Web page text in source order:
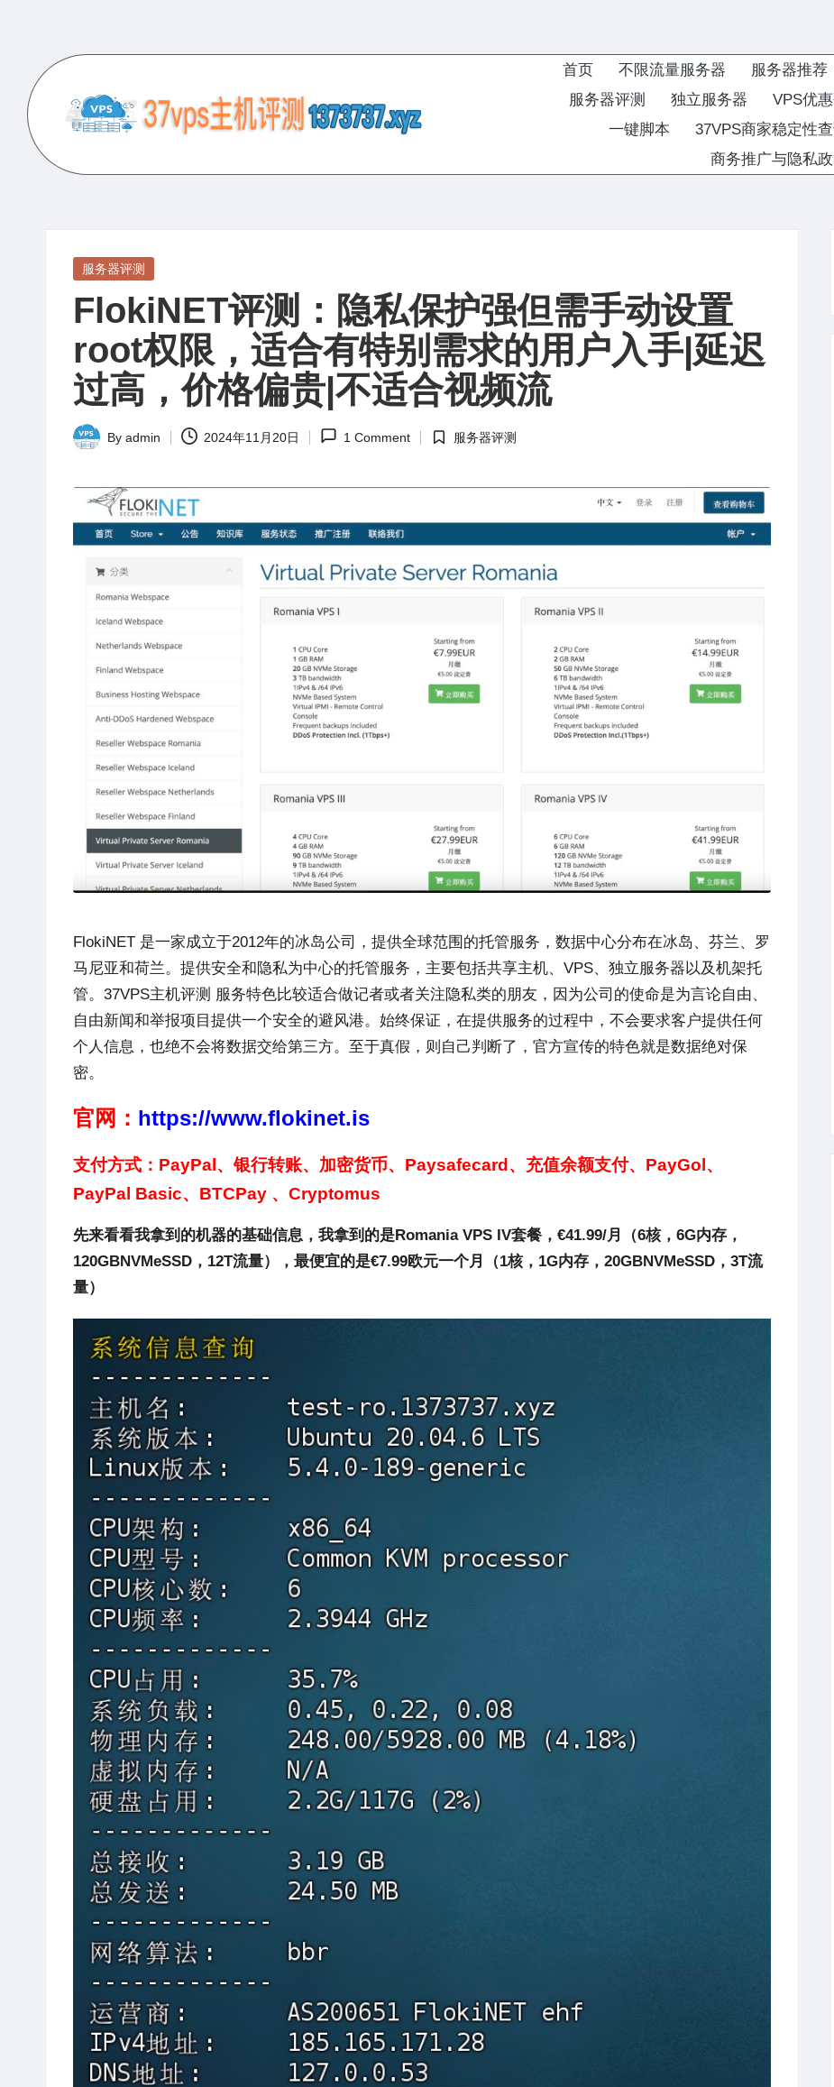
content
P
S
主
机
评
业
服
务
测
网
首页 不限流量服务器
服务器推荐
服务器评测
独立服务器
VPS优
一键脚本
37VPS商家稳定性
商务推广与隐私
Posted
服务器评测
FlokiNET评测：隐私保护强但需手动设置
root权限，适合有特别需求的用户入手|延迟
过高，价格偏贵|不适合视频流
Posted
By admin 2024年11月20日 1 Comment
Posted
服务器评测
FlokiNET 是一家成立于2012年的冰岛公司，提供全球范围的托管服务，数据中心分布在冰岛、芬兰、罗
马尼亚和荷兰。提供安全和隐私为中心的托管服务，主要包括共享主机、VPS、独立服务器以及机架托
管。37VPS主机评测 服务特色比较适合做记者或者关注隐私类的朋友，因为公司的使命是为言论自由、
自由新闻和举报项目提供一个安全的避风港。始终保证，在提供服务的过程中，不会要求客户提供任何
个人信息，也绝不会将数据交给第三方。至于真假，则自己判断了，官方宣传的特色就是数据绝对保
密。
官网： https://www.flokinet.is
支付方式：PayPal、银行转账、加密货币、Paysafecard、充值余额支付、PayGol、
PayPal Basic、BTCPay 、Cryptomus
先来看看我拿到的机器的基础信息，我拿到的是Romania VPS IV套餐，€41.99/月（6核，6G内存，
120GBNVMeSSD，12T流量），最便宜的是€7.99欧元一个月（1核，1G内存，20GBNVMeSSD，3T流
量）